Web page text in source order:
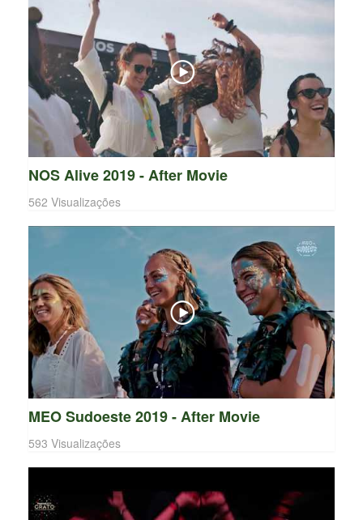
NOS Alive 2019 - After Movie
562 Visualizações
MEO Sudoeste 2019 - After Movie
593 Visualizações